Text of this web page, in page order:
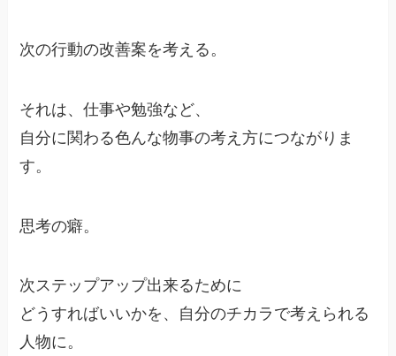
次の行動の改善案を考える。
それは、仕事や勉強など、
自分に関わる色んな物事の考え方につながりま
す。
思考の癖。
次ステップアップ出来るために
どうすればいいかを、自分のチカラで考えられる
人物に。